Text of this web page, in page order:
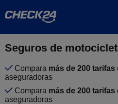
Seguros de
Compara más de 200 tarifas
aseguradoras
Compara más de 200 tarifas
aseguradoras